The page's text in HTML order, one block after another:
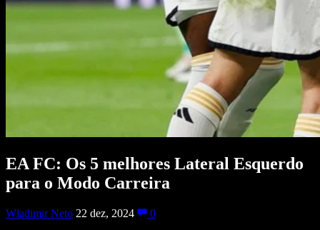
EA FC: Os 5 melhores Lateral Esquerdo
para o Modo Carreira
Wladimir Neto 22 dez, 2024
0